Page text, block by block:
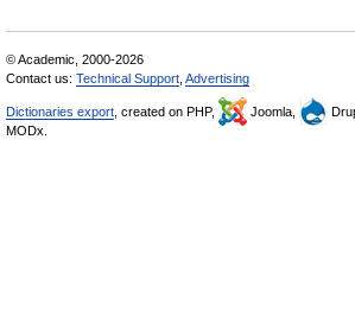
© Academic, 2000-2026
Contact us: Technical Support Advertising
Dictionaries export , created on PHP, Joomla,
MODx.